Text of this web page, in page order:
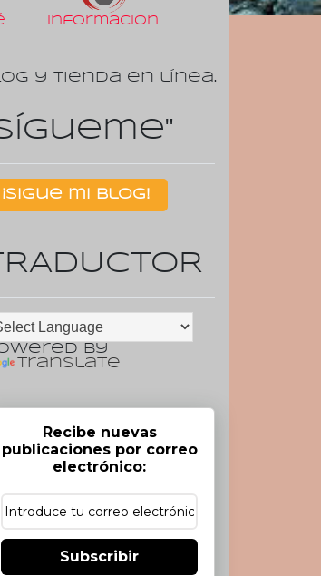
Informacion
-
y tienda en línea.
¡Sigue mi Blog!
by
Translate
Recibe nuevas
publicaciones por correo
electrónico:
Subscribir